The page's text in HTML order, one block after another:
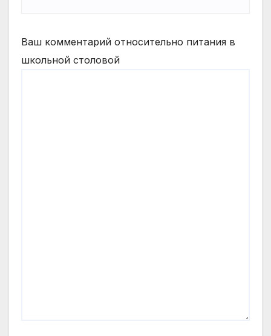
Ваш комментарий относительно питания в
школьной столовой